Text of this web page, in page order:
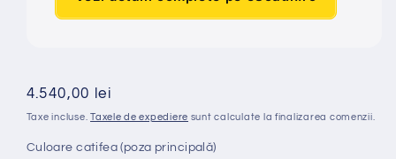
Preț
obișnuit
4.540,00 lei
Taxe incluse.Taxele de expediere sunt calculate la finalizarea comenzii.
Culoare catifea (poza principală)